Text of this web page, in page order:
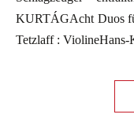
KURTÁGAcht Duos
Tetzlaff : ViolineHans-